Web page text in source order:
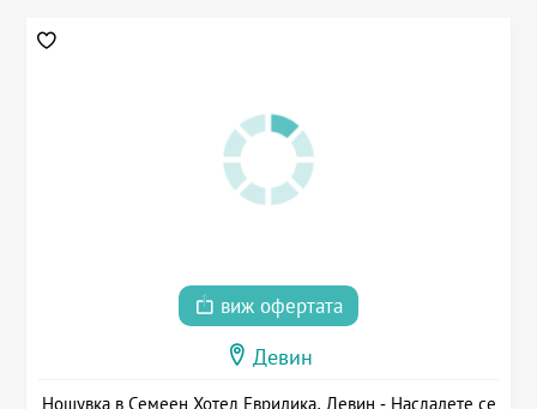
виж офертата
Девин
Нощувка в Семеен Хотел Евридика, Девин - Насладете се